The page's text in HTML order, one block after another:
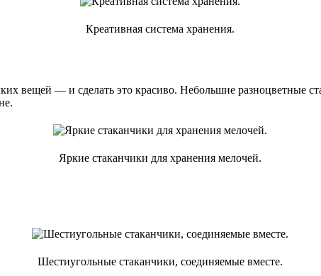
Креативная система хранения.
вещей — и сделать это красиво. Небольшие разноцветные
Яркие стаканчики для хранения мелочей.
Шестиугольные стаканчики, соединяемые вместе.